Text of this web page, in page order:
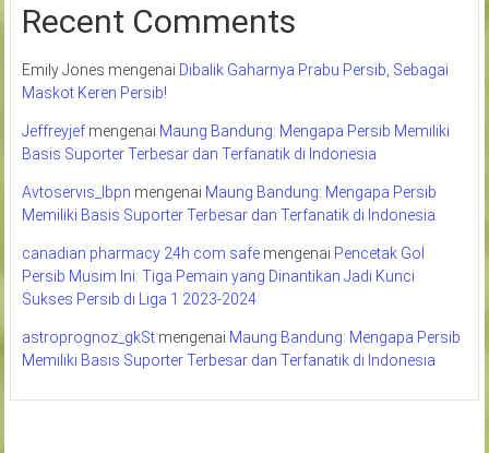
Recent Comments
Emily Jones mengenai Dibalik Gaharnya Prabu Persib, Sebagai
Maskot Keren Persib!
Jeffreyjefmengenai Maung Bandung: Mengapa Persib Memiliki
Basis Suporter Terbesar dan Terfanatik di Indonesia
Avtoservis_lbpn mengenai Maung Bandung: Mengapa Persib
Memiliki Basis Suporter Terbesar dan Terfanatik di Indonesia
canadian pharmacy 24h com safemengenai Pencetak Gol
Persib Musim Ini: Tiga Pemain yang Dinantikan Jadi Kunci
Sukses Persib di Liga 1 2023-2024
astroprognoz_gkStmengenai Maung Bandung: Mengapa Persib
Memiliki Basis Suporter Terbesar dan Terfanatik di Indonesia